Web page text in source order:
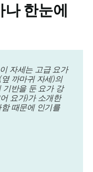
나한눈에
자세는 고급 요가
까마귀 자세)의
기반을 둔 요가 강
요가)가 소개한
때문에 인기를